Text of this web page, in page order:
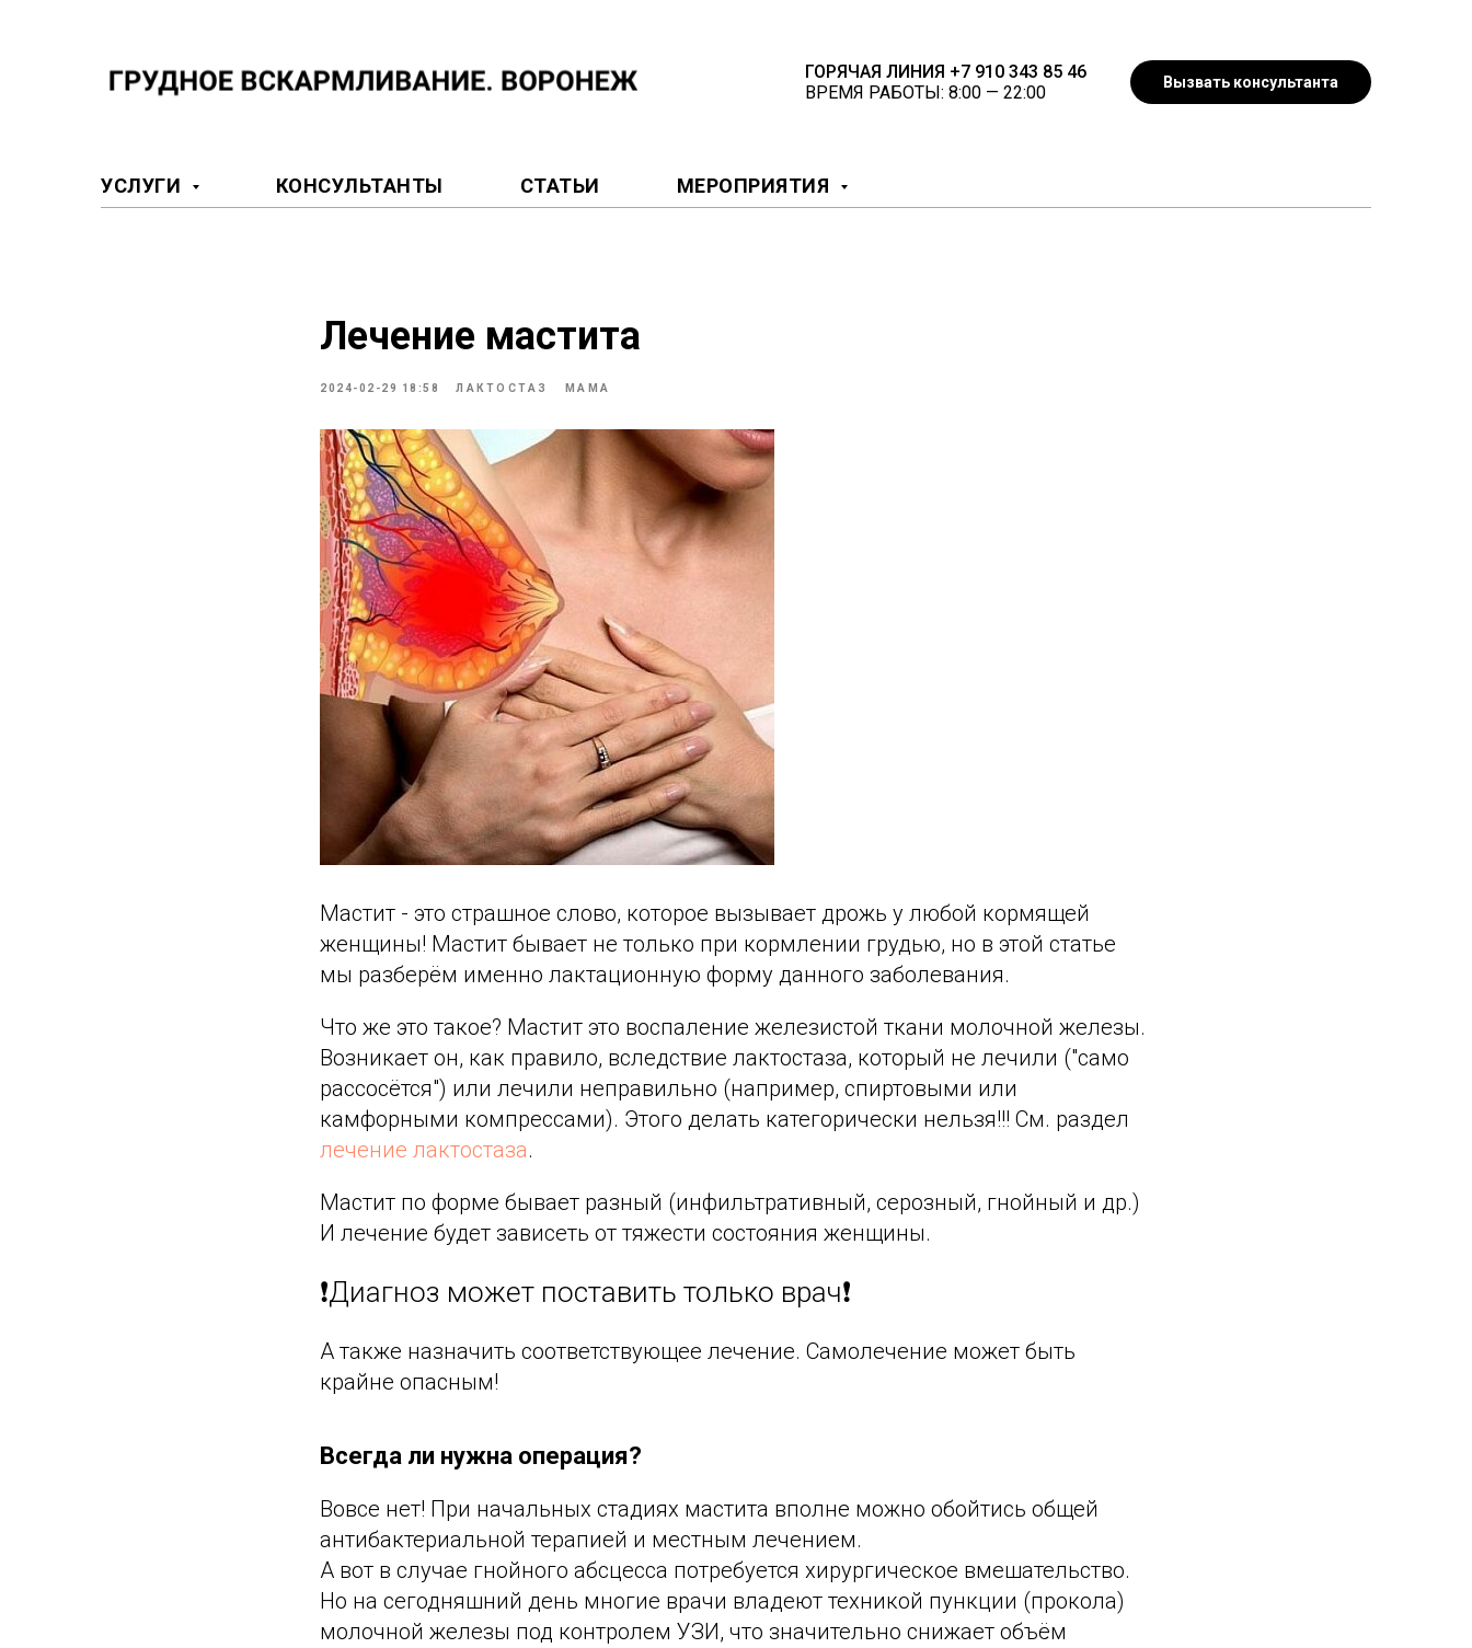
ГОРЯЧАЯ ЛИНИЯ +7 910 343 85 46
ВРЕМЯ РАБОТЫ: 8:00 — 22:00
Вызвать консультанта
УСЛУГИ КОНСУЛЬТАНТЫ СТАТЬИ МЕРОПРИЯТИЯ
Лечение мастита
2024-02-29 18:58 ЛАКТОСТАЗ МАМА
Мастит - это страшное слово, которое вызывает дрожь у любой кормящей
женщины! Мастит бывает не только при кормлении грудью, но в этой статье
мы разберём именно лактационную форму данного заболевания.
Что же это такое? Мастит это воспаление железистой ткани молочной железы.
Возникает он, как правило, вследствие лактостаза, который не лечили ("само
рассосётся") или лечили неправильно (например, спиртовыми или
камфорными компрессами). Этого делать категорически нельзя!!! См. раздел
лечение лактостаза.
Мастит по форме бывает разный (инфильтративный, серозный, гнойный и др.)
И лечение будет зависеть от тяжести состояния женщины.
❗Диагноз может поставить только врач❗
А также назначить соответствующее лечение. Самолечение может быть
крайне опасным!
Всегда ли нужна операция?
Вовсе нет! При начальных стадиях мастита вполне можно обойтись общей
антибактериальной терапией и местным лечением.
А вот в случае гнойного абсцесса потребуется хирургическое вмешательство.
Но на сегодняшний день многие врачи владеют техникой пункции (прокола)
молочной железы под контролем УЗИ, что значительно снижает объём